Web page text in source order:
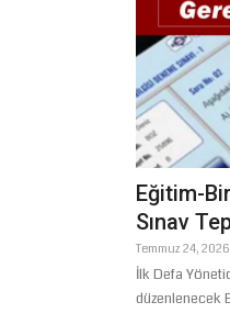
Eğitim-
Sınav
Temmuz 24, 2026
İlk Defa
düzenlenecek